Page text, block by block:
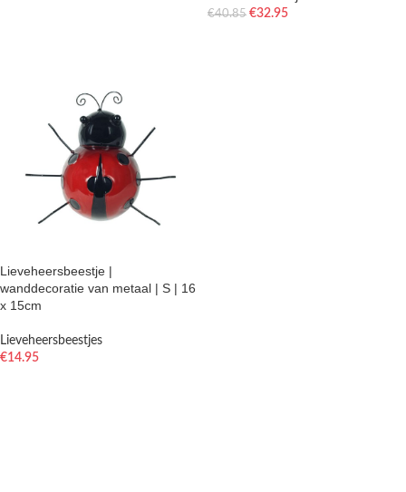
€40.85 €32.95
Lieveheersbeestje |
wanddecoratie van metaal | S | 16
x 15cm
Lieveheersbeestjes
€14.95